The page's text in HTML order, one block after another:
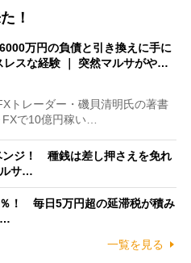
！
万円の負債と引き換えに手に
レスな経験 ｜ 突然マルサがや…
トレーダー・磯貝清明氏の著書
FXで10億円稼い…
ンジ！ 種銭は差し押さえを免れ
ルサ…
％！ 毎日5万円超の延滞税が積み
…
一覧を見る